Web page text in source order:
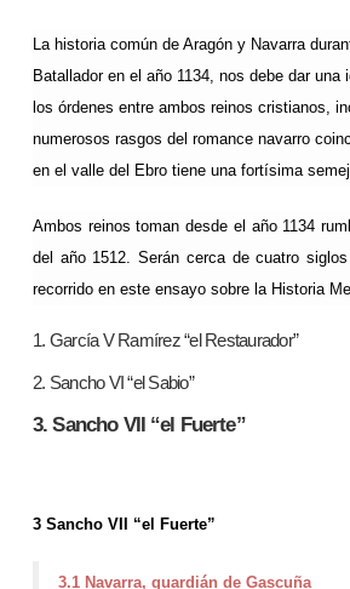
La historia común de Aragón y Navarra
Batallador en el año 1134, nos debe dar
los órdenes entre ambos reinos cristianos,
numerosos rasgos del romance navarro
en el valle del Ebro tiene una fortísima
Ambos reinos toman desde el año 1134
del año 1512. Serán cerca de cuatro
recorrido en este ensayo sobre la Historia
1. García V Ramírez “el Restaurador”
2. Sancho VI “el Sabio”
3. Sancho VII “el Fuerte”
3 Sancho VII “el Fuerte”
3.1 Navarra, guardián de Gascuña